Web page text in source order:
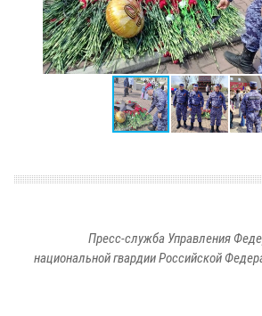
Пресс-служба Управления
национальной гвардии Российской